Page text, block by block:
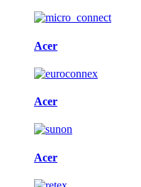
Acer
Acer
Acer